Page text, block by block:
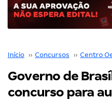
Início ›› Concursos ›› Centro
Governo de
concurso para